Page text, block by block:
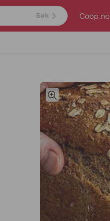
Søk Coop.no